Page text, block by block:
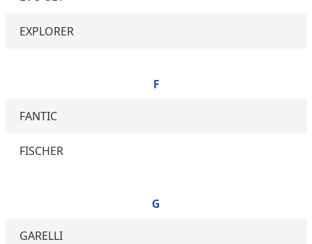
EXPLORER
F
FANTIC
FISCHER
G
GARELLI